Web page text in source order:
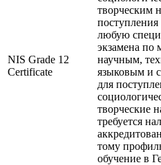
NIS Grade 12
Certificate
творческим
любую
экзамена по
научным,
языковым и
для
творческие
требуется
тому
обучение в